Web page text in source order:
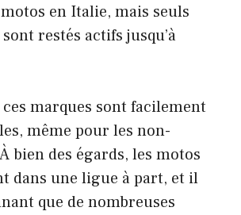
en Italie, mais seuls
restés actifs jusqu’à
marques sont facilement
même pour les non-
bien des égards, les motos
dans une ligue à part, et il
que de nombreuses